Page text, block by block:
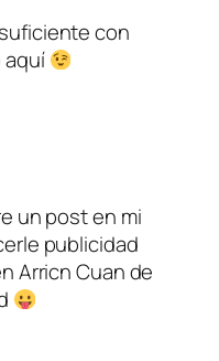
con
aquí
un post en mi
publicidad
Arricn Cuan de